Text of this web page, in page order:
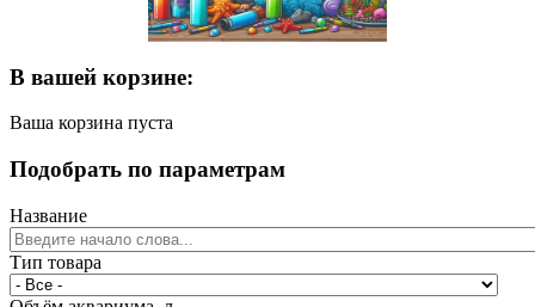
В вашей корзине:
Ваша корзина пуста
Подобрать по параметрам
Название
Тип товара